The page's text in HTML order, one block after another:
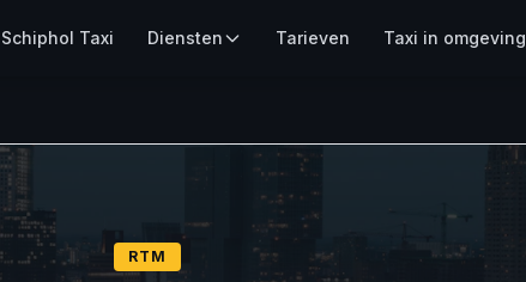
Schiphol Taxi Diensten Tarieven Taxi in omgeving
RTM